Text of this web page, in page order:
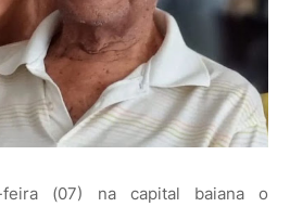
feira (07) na capital baiana o